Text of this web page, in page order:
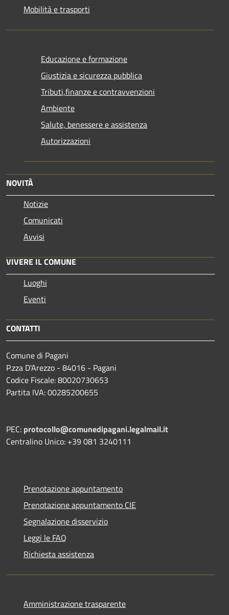
Mobilità e trasporti
Educazione e formazione
Giustizia e sicurezza pubblica
Tributi,finanze e contravvenzioni
Ambiente
Salute, benessere e assistenza
Autorizzazioni
NOVITÀ
Notizie
Comunicati
Avvisi
VIVERE IL COMUNE
Luoghi
Eventi
CONTATTI
Comune di Pagani
P.zza D'Arezzo - 84016 - Pagani
Codice Fiscale: 80020730653
Partita IVA: 00285200655
PEC: protocollo@comunedipagani.legalmail.it
Centralino Unico: +39 081 3240111
Prenotazione appuntamento
Prenotazione appuntamento CIE
Segnalazione disservizio
Leggi le FAQ
Richiesta assistenza
Amministrazione trasparente